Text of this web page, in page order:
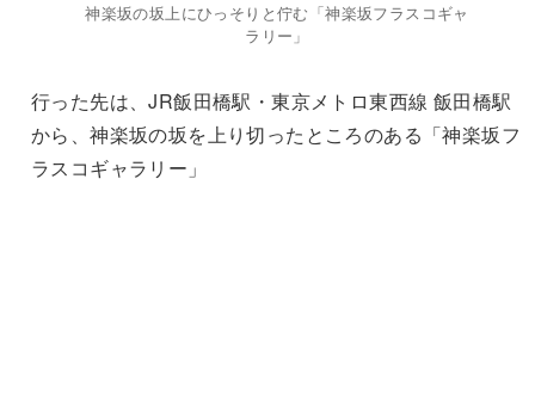
神楽坂の坂上にひっそりと佇む「神楽坂フラスコギャ
ラリー」
行った先は、JR飯田橋駅・東京メトロ東西線 飯田橋駅
から、神楽坂の坂を上り切ったところのある「神楽坂フ
ラスコギャラリー」